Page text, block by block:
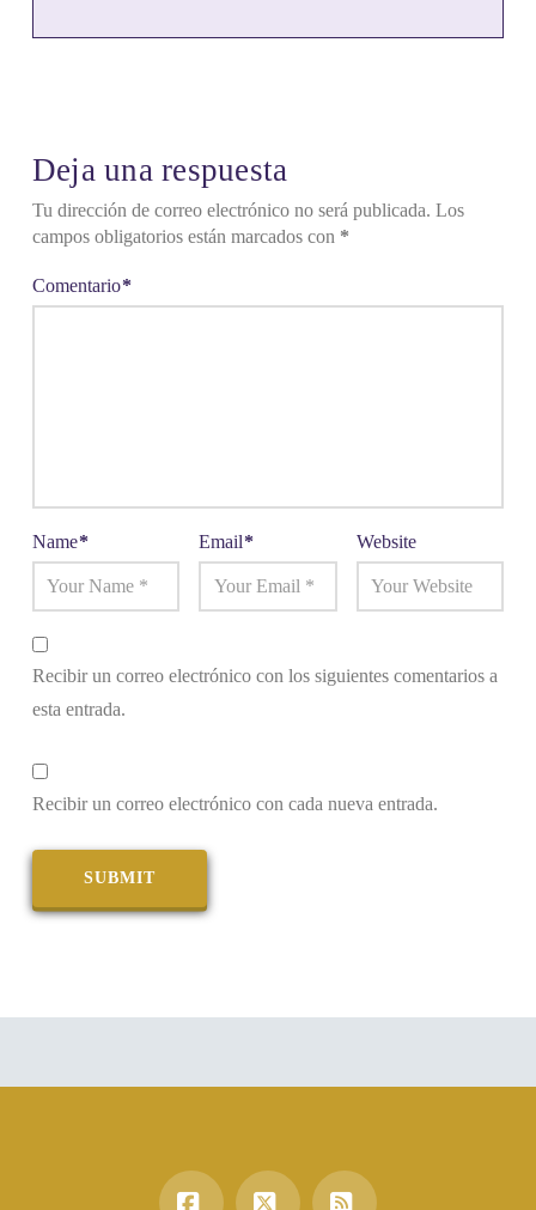
Deja una respuesta
Tu dirección de correo electrónico no será publicada. Los
campos obligatorios están marcados con *
Comentario*
Name* Email* Website
Recibir un correo electrónico con los siguientes comentarios a
esta entrada.
Recibir un correo electrónico con cada nueva entrada.